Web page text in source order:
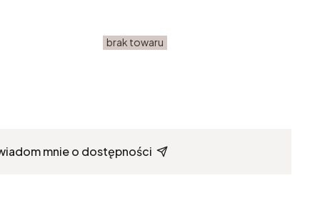
brak towaru
mnie o dostępności